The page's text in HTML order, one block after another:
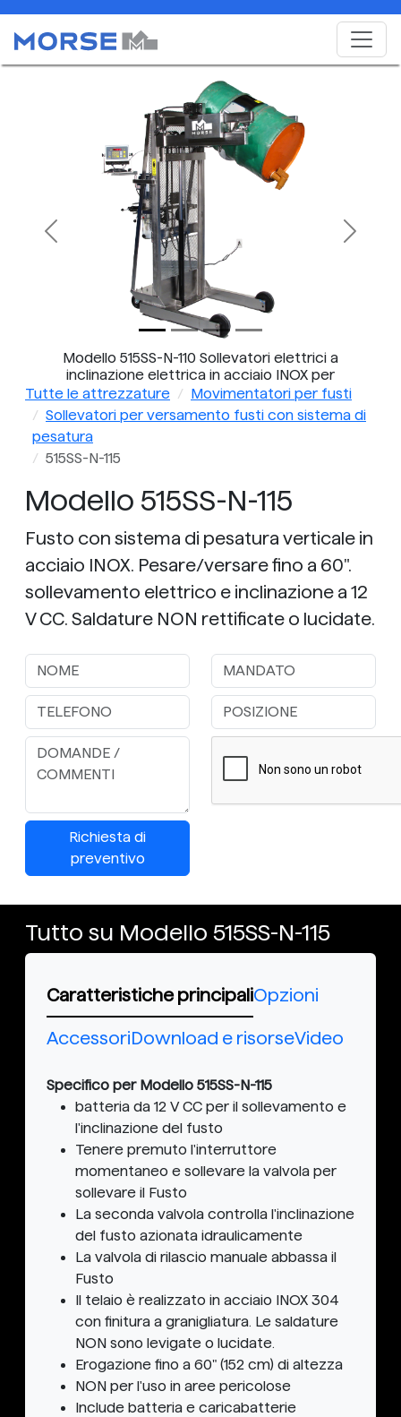
Modello 515SS-N-110 Sollevatori elettrici a
inclinazione elettrica in acciaio INOX per
versamento fusti a sollevamento verticale con
bilancia
Previous Next
Tutte le attrezzature
Movimentatori per fusti
Sollevatori per versamento fusti con sistema di
pesatura
515SS-N-115
Modello 515SS-N-115
Fusto con sistema di pesatura verticale in
acciaio INOX. Pesare/versare fino a 60".
sollevamento elettrico e inclinazione a 12
V CC. Saldature NON rettificate o lucidate.
Richiesta di
preventivo
Tutto su Modello 515SS-N-115
Caratteristiche principaliOpzioni
AccessoriDownload e risorseVideo
Specifico per Modello 515SS-N-115
batteria da 12 V CC per il sollevamento e
l'inclinazione del fusto
Tenere premuto l'interruttore
momentaneo e sollevare la valvola per
sollevare il Fusto
La seconda valvola controlla l'inclinazione
del fusto azionata idraulicamente
La valvola di rilascio manuale abbassa il
Fusto
Il telaio è realizzato in acciaio INOX 304
con finitura a granigliatura. Le saldature
NON sono levigate o lucidate.
Erogazione fino a 60" (152 cm) di altezza
NON per l'uso in aree pericolose
Include batteria e caricabatterie